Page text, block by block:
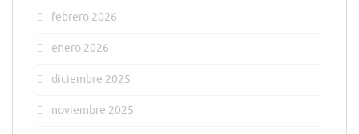
febrero 2026
enero 2026
diciembre 2025
noviembre 2025